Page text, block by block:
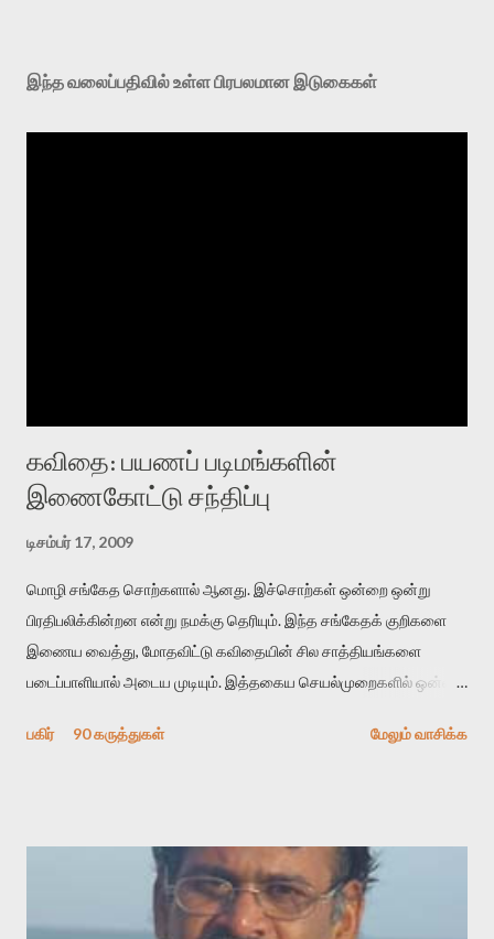
இந்த வலைப்பதிவில் உள்ள பிரபலமான இடுகைகள்
கவிதை: பயணப் படிமங்களின்
இணைகோட்டு சந்திப்பு
டிசம்பர் 17, 2009
மொழி சங்கேத சொற்களால் ஆனது. இச்சொற்கள் ஒன்றை ஒன்று
பிரதிபலிக்கின்றன என்று நமக்கு தெரியும். இந்த சங்கேதக் குறிகளை
இணைய வைத்து, மோதவிட்டு கவிதையின் சில சாத்தியங்களை
படைப்பாளியால் அடைய முடியும். இத்தகைய செயல்முறைகளில் ஒன்றை
காலத்தில் ஜாலவித்தைக்காரர்கள் வந்து போன பின் அவர்களின்
அதிகமாக்கும். கொல்லாது. ஒரு கனவை மீட்டெடுப்பதன் நோக்கம்
என்னவாக இருக்கும்? கவிதையின் அரூப இயக்கத்தை பொதுவயமாக
வடிக்க முயல்வதும் அதற்கே. கோயில் கருவறையின்
பகிர் 90 கருத்துகள் மேலும் வாசிக்க